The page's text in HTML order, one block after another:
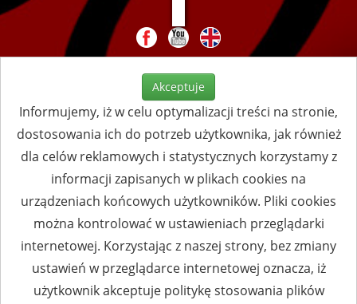
Akceptuje
Informujemy, iż w celu optymalizacji treści na stronie,
dostosowania ich do potrzeb użytkownika, jak również
dla celów reklamowych i statystycznych korzystamy z
informacji zapisanych w plikach cookies na
urządzeniach końcowych użytkowników. Pliki cookies
można kontrolować w ustawieniach przeglądarki
internetowej. Korzystając z naszej strony, bez zmiany
ustawień w przeglądarce internetowej oznacza, iż
użytkownik akceptuje politykę stosowania plików